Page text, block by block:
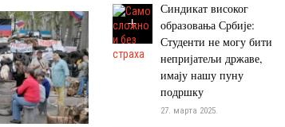
Синдикат високог
образовања Србије:
Студенти не могу бити
непријатељи државе,
имају нашу пуну
подршку
27. марта 2025.